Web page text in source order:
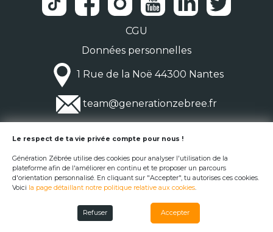
CGU
Données personnelles
1 Rue de la Noë 44300 Nantes
team@generationzebree.fr
© Génération Zébrée 2026
Le respect de ta vie privée compte pour nous !
Génération Zébrée utilise des cookies pour analyser l'utilisation de la
plateforme afin de l'améliorer en continu et te proposer un parcours
d'orientation personnalisé. En cliquant sur "Accepter", tu autorises ces cookies.
Voici la page détaillant notre politique relative aux cookies.
Refuser Accepter